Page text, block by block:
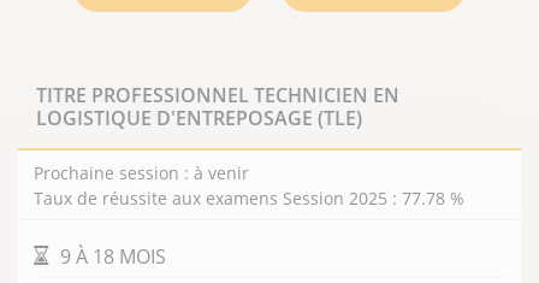
TITRE PROFESSIONNEL TECHNICIEN EN
LOGISTIQUE D'ENTREPOSAGE (TLE)
Prochaine session : à venir
Taux de réussite aux examens Session 2025 : 77.78 %
DURÉE DE LA FORMATION
9 À 18 MOIS